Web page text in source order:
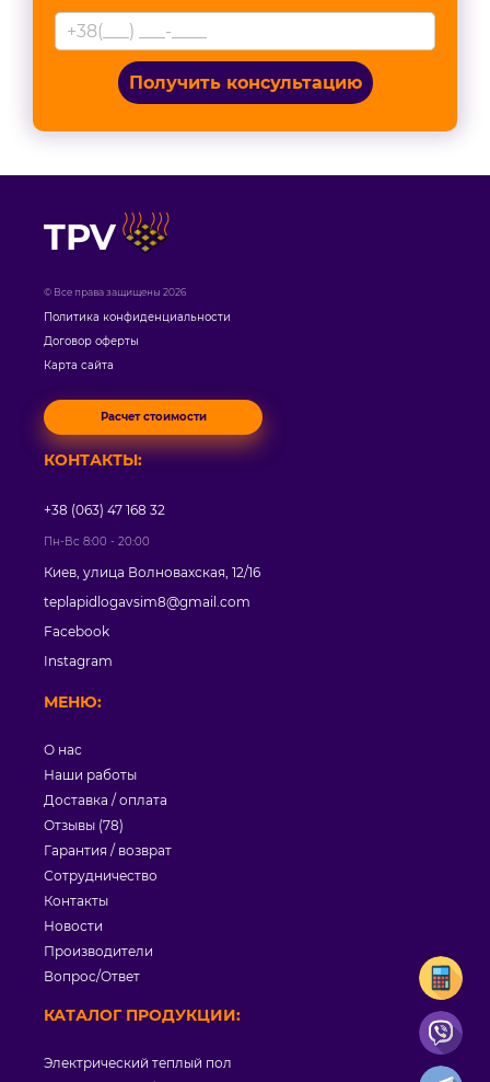
Получить консультацию
TPV
© Все права защищены 2026
Политика конфиденциальности
Договор оферты
Карта сайта
Расчет стоимости
МЕНЮ:
О нас
Наши работы
Доставка / оплата
Отзывы (78)
Гарантия / возврат
Сотрудничество
Контакты
Новости
Производители
Вопрос/Ответ
КАТАЛОГ ПРОДУКЦИИ:
Электрический теплый пол
КОНТАКТЫ:
+38 (063) 47 168 32
Пн-Вс 8:00 - 20:00
Киев, улица Волновахская, 12/16
teplapidlogavsim8@gmail.com
Facebook
Instagram